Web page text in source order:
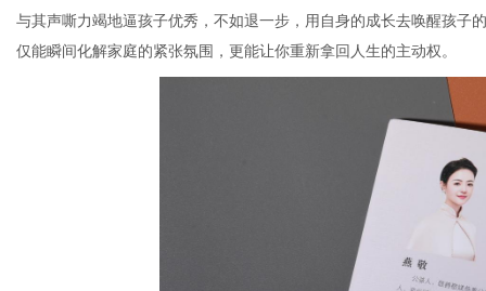
与其声嘶力竭地逼孩子优秀，不如退一步，用自身的成长去唤醒孩子
仅能瞬间化解家庭的紧张氛围，更能让你重新拿回人生的主动权。